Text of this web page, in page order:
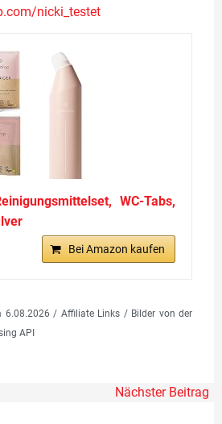
nicki_testet
WC-Tabs,
Bei Amazon kaufen
6.08.2026 / Affiliate Links / Bilder von der
API
Nächster Beitrag